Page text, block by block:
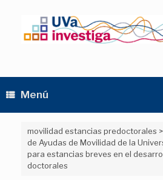
contenido
Menú
movilidad estancias predoctorales >
de Ayudas de Movilidad de la
para estancias breves en el
doctorales